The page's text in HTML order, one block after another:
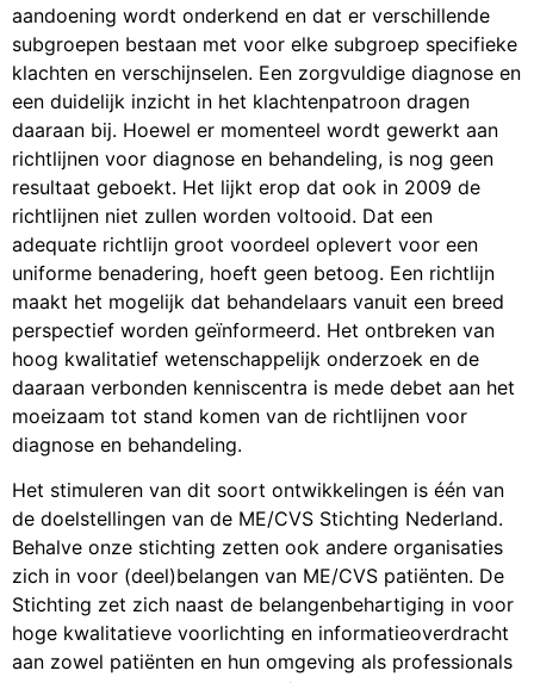
aandoening wordt onderkend en dat er verschillende
subgroepen bestaan met voor elke subgroep specifieke
klachten en verschijnselen. Een zorgvuldige diagnose en
een duidelijk inzicht in het klachtenpatroon dragen
daaraan bij. Hoewel er momenteel wordt gewerkt aan
richtlijnen voor diagnose en behandeling, is nog geen
resultaat geboekt. Het lijkt erop dat ook in 2009 de
richtlijnen niet zullen worden voltooid. Dat een
adequate richtlijn groot voordeel oplevert voor een
uniforme benadering, hoeft geen betoog. Een richtlijn
maakt het mogelijk dat behandelaars vanuit een breed
perspectief worden geïnformeerd. Het ontbreken van
hoog kwalitatief wetenschappelijk onderzoek en de
daaraan verbonden kenniscentra is mede debet aan het
moeizaam tot stand komen van de richtlijnen voor
diagnose en behandeling.
Het stimuleren van dit soort ontwikkelingen is één van
de doelstellingen van de ME/CVS Stichting Nederland.
Behalve onze stichting zetten ook andere organisaties
zich in voor (deel)belangen van ME/CVS patiënten. De
Stichting zet zich naast de belangenbehartiging in voor
hoge kwalitatieve voorlichting en informatieoverdracht
aan zowel patiënten en hun omgeving als professionals